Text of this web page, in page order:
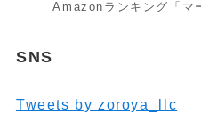
Amazonランキング「マ
SNS
Tweets by zoroya_llc